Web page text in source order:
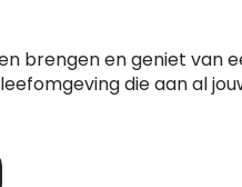
brengen en geniet van
die aan al